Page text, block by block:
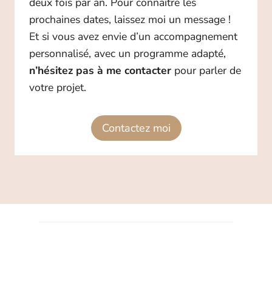
prochaines dates, laissez moi un message !
Et si vous avez envie d’un accompagnement
personnalisé, avec un programme adapté,
n’hésitez pas à me contacter pour parler de
votre projet.
Contactez moi